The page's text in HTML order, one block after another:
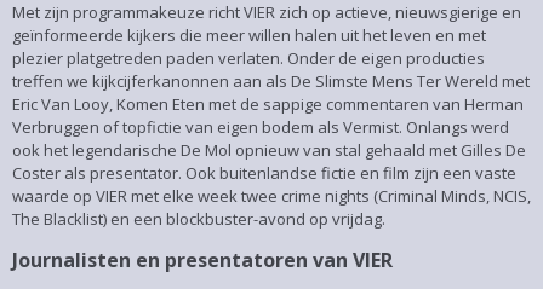
Met zijn programmakeuze richt VIER zich op actieve, nieuwsgierige en
geïnformeerde kijkers die meer willen halen uit het leven en met
plezier platgetreden paden verlaten. Onder de eigen producties
treffen we kijkcijferkanonnen aan als De Slimste Mens Ter Wereld met
Eric Van Looy, Komen Eten met de sappige commentaren van Herman
Verbruggen of topfictie van eigen bodem als Vermist. Onlangs werd
ook het legendarische De Mol opnieuw van stal gehaald met Gilles De
Coster als presentator. Ook buitenlandse fictie en film zijn een vaste
waarde op VIER met elke week twee crime nights (Criminal Minds, NCIS,
The Blacklist) en een blockbuster-avond op vrijdag.
Journalisten en presentatoren van VIER